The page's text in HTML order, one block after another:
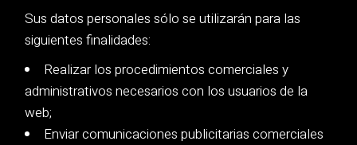
Sus datos personales sólo se utilizarán para las
siguientes finalidades:
Realizar los procedimientos comerciales y
administrativos necesarios con los usuarios de la
web;
Enviar comunicaciones publicitarias comerciales